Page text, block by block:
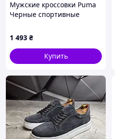
Мужские кроссовки Puma
Черные спортивные
спортивные кросівки
чоловічі пума
1 493 ₴
Купить